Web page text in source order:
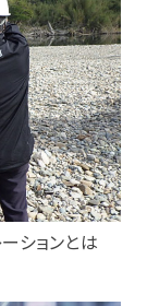
ションとは